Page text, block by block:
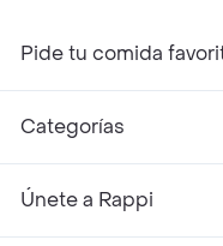
Pide tu comida
Categorías
Únete a Rappi